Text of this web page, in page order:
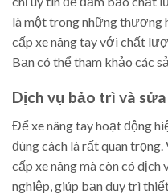
là một trong những thương
cấp xe nâng tay với chất
Bạn có thể tham khảo các
Dịch vụ bảo trì và
Để xe nâng tay hoạt động
đúng cách là rất quan
cấp xe nâng mà còn có
nghiệp, giúp bạn duy trì